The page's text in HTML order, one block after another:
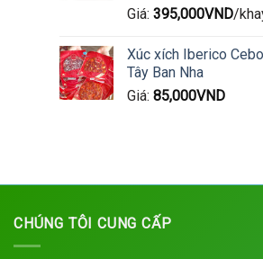
Giá: 395,000VND/
Xúc xích Iberico
Tây Ban Nha
Giá: 85,000VND
CHÚNG TÔI CUNG CẤP